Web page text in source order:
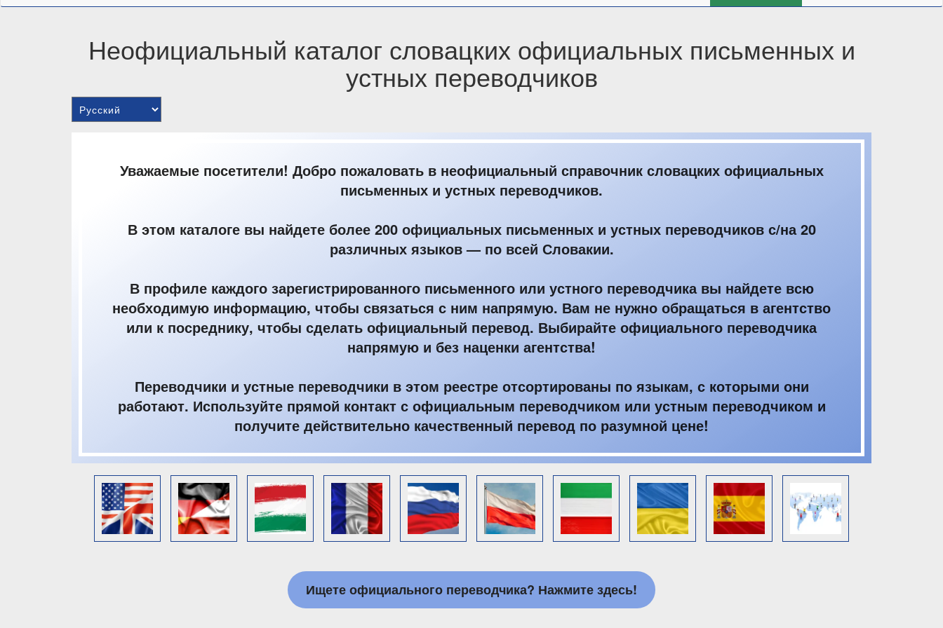
Неофициальный каталог словацких официальных письменных и
устных переводчиков
Показать
все
Уважаемые посетители! Добро пожаловать в неофициальный справочник словацких официальных
письменных и устных переводчиков.
В этом каталоге вы найдете более 200 официальных письменных и устных переводчиков с/на 20
различных языков — по всей Словакии.
В профиле каждого зарегистрированного письменного или устного переводчика вы найдете всю
необходимую информацию, чтобы связаться с ним напрямую. Вам не нужно обращаться в агентство
или к посреднику, чтобы сделать официальный перевод. Выбирайте официального переводчика
напрямую и без наценки агентства!
Переводчики и устные переводчики в этом реестре отсортированы по языкам, с которыми они
работают. Используйте прямой контакт с официальным переводчиком или устным переводчиком и
получите действительно качественный перевод по разумной цене!
Ищете официального переводчика? Нажмите здесь!